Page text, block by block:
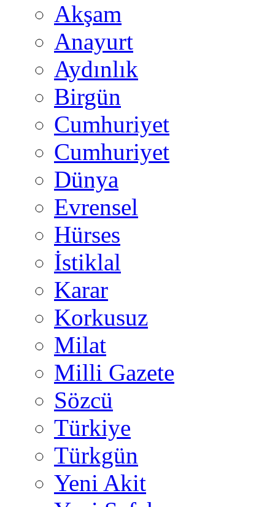
Akşam
Anayurt
Aydınlık
Birgün
Cumhuriyet
Cumhuriyet
Dünya
Evrensel
Hürses
İstiklal
Karar
Korkusuz
Milat
Milli Gazete
Sözcü
Türkiye
Türkgün
Yeni Akit